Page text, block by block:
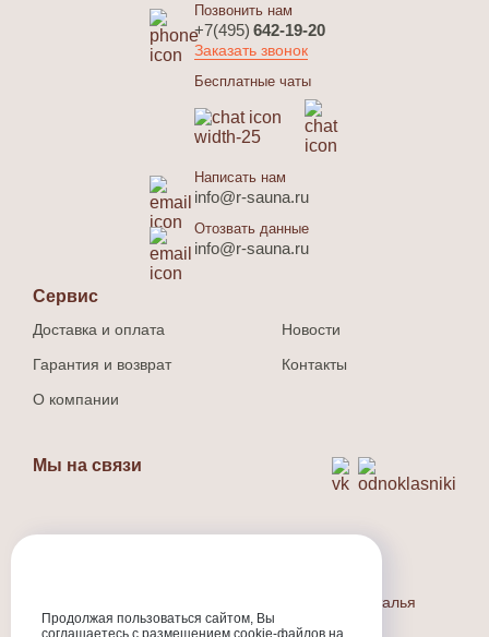
Позвонить нам
+7(495) 642-19-20
Заказать звонок
Бесплатные чаты
Написать нам
info@r-sauna.ru
Отозвать данные
info@r-sauna.ru
Сервис
Доставка и оплата
Гарантия и возврат
О компании
Новости
Контакты
Мы на связи
Индивидуальный предприниматель Людина Наталья
Валерьевна
Продолжая пользоваться сайтом, Вы
соглашаетесь с размещением cookie-файлов на